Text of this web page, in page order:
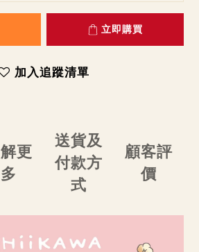
立即購買
加入追蹤清單
更
多
送貨及
付款方
式
顧客評
價